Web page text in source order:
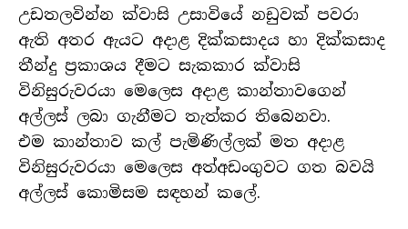
උඩතලවින්න ක්වාසි උසාවියේ නඩුවක් පවරා
ඇති අතර ඇයට අදාළ දික්කසාදය හා දික්කසාද
තීන්දු ප්‍රකාශය දීමට සැකකාර ක්වාසි
විනිසුරුවරයා මෙලෙස අදාළ කාන්තාවගෙන්
අල්ලස් ලබා ගැනීමට තැත්කර තිබෙනවා.
එම කාන්තාව කල් පැමිණිල්ලක් මත අදාළ
විනිසුරුවරයා මෙලෙස අත්අඩංගුවට ගත බවයි
අල්ලස් කොමිසම සඳහන් කලේ.